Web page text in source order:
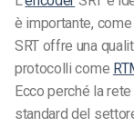
è importante,
SRT offre una
protocolli come
Ecco perché la rete
standard del